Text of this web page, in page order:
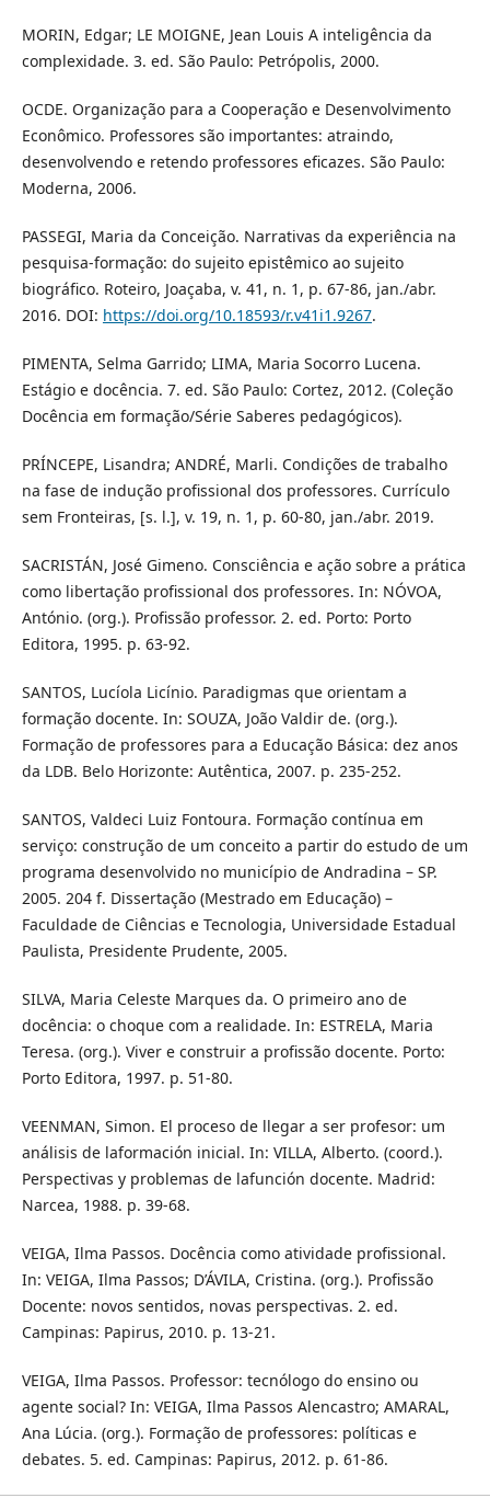
MORIN, Edgar; LE MOIGNE, Jean Louis A inteligência da
complexidade. 3. ed. São Paulo: Petrópolis, 2000.
OCDE. Organização para a Cooperação e Desenvolvimento
Econômico. Professores são importantes: atraindo,
desenvolvendo e retendo professores eficazes. São Paulo:
Moderna, 2006.
PASSEGI, Maria da Conceição. Narrativas da experiência na
pesquisa-formação: do sujeito epistêmico ao sujeito
biográfico. Roteiro, Joaçaba, v. 41, n. 1, p. 67-86, jan./abr.
2016. DOI: https://doi.org/10.18593/r.v41i1.9267.
PIMENTA, Selma Garrido; LIMA, Maria Socorro Lucena.
Estágio e docência. 7. ed. São Paulo: Cortez, 2012. (Coleção
Docência em formação/Série Saberes pedagógicos).
PRÍNCEPE, Lisandra; ANDRÉ, Marli. Condições de trabalho
na fase de indução profissional dos professores. Currículo
sem Fronteiras, [s. l.], v. 19, n. 1, p. 60-80, jan./abr. 2019.
SACRISTÁN, José Gimeno. Consciência e ação sobre a prática
como libertação profissional dos professores. In: NÓVOA,
António. (org.). Profissão professor. 2. ed. Porto: Porto
Editora, 1995. p. 63-92.
SANTOS, Lucíola Licínio. Paradigmas que orientam a
formação docente. In: SOUZA, João Valdir de. (org.).
Formação de professores para a Educação Básica: dez anos
da LDB. Belo Horizonte: Autêntica, 2007. p. 235-252.
SANTOS, Valdeci Luiz Fontoura. Formação contínua em
serviço: construção de um conceito a partir do estudo de um
programa desenvolvido no município de Andradina – SP.
2005. 204 f. Dissertação (Mestrado em Educação) –
Faculdade de Ciências e Tecnologia, Universidade Estadual
Paulista, Presidente Prudente, 2005.
SILVA, Maria Celeste Marques da. O primeiro ano de
docência: o choque com a realidade. In: ESTRELA, Maria
Teresa. (org.). Viver e construir a profissão docente. Porto:
Porto Editora, 1997. p. 51-80.
VEENMAN, Simon. El proceso de llegar a ser profesor: um
análisis de laformación inicial. In: VILLA, Alberto. (coord.).
Perspectivas y problemas de lafunción docente. Madrid:
Narcea, 1988. p. 39-68.
VEIGA, Ilma Passos. Docência como atividade profissional.
In: VEIGA, Ilma Passos; D’ÁVILA, Cristina. (org.). Profissão
Docente: novos sentidos, novas perspectivas. 2. ed.
Campinas: Papirus, 2010. p. 13-21.
VEIGA, Ilma Passos. Professor: tecnólogo do ensino ou
agente social? In: VEIGA, Ilma Passos Alencastro; AMARAL,
Ana Lúcia. (org.). Formação de professores: políticas e
debates. 5. ed. Campinas: Papirus, 2012. p. 61-86.